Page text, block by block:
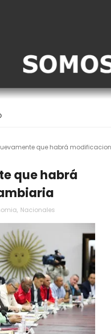
que habrá
que habrá
, Nacionales